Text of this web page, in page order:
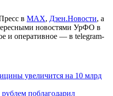
в МАХ, Дзен.Новости, а
новостями УрФО в
и оперативное — в telegram-
увеличится на 10 млрд
поблагодарил